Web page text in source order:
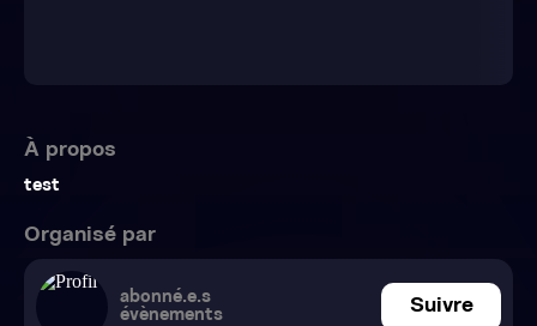
À propos
test
Organisé par
abonné.e.s
évènements
Suivre